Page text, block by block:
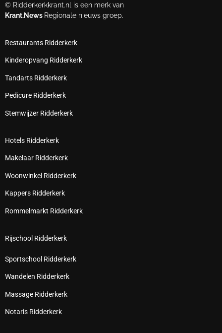
© Ridderkerkkrant.nl is een merk van
Krant.News Regionale nieuws groep.
Restaurants Ridderkerk
Kinderopvang Ridderkerk
Tandarts Ridderkerk
Pedicure Ridderkerk
Stemwijzer Ridderkerk
Hotels Ridderkerk
Makelaar Ridderkerk
Woonwinkel Ridderkerk
Kappers Ridderkerk
Rommelmarkt Ridderkerk
Rijschool Ridderkerk
Sportschool Ridderkerk
Wandelen Ridderkerk
Massage Ridderkerk
Notaris Ridderkerk